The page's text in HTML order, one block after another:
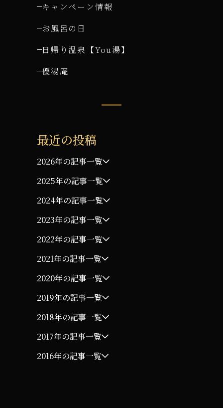
キャンペーン情報
お風呂の日
日帰り温泉【You湯】
優湯庵
最近の投稿
2026年の記事一覧
2025年の記事一覧
2024年の記事一覧
2023年の記事一覧
2022年の記事一覧
2021年の記事一覧
2020年の記事一覧
2019年の記事一覧
2018年の記事一覧
2017年の記事一覧
2016年の記事一覧